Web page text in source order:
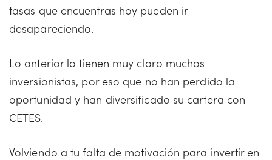
tasas que encuentras hoy pueden ir
desapareciendo.
Lo anterior lo tienen muy claro muchos
inversionistas, por eso que no han perdido la
oportunidad y han diversificado su cartera con
CETES.
Volviendo a tu falta de motivación para invertir en